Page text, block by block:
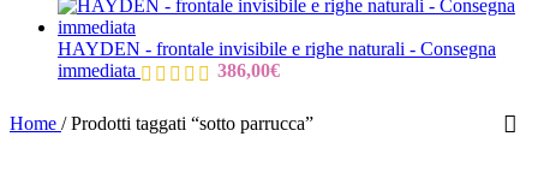
HAYDEN - frontale invisibile e righe naturali - Consegna
immediata
386,00€
Home / Prodotti taggati “sotto parrucca”